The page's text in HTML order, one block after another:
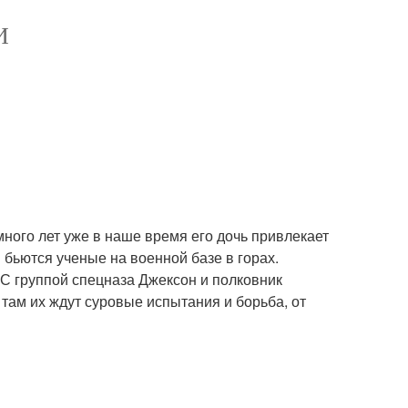
лет уже в наше время его дочь привлекает
ученые на военной базе в горах.
группой спецназа Джексон и полковник
их ждут суровые испытания и борьба, от